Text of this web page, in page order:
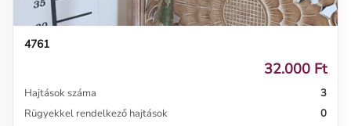
4761
32.000 Ft
Hajtások száma
3
Rügyekkel rendelkező hajtások
0